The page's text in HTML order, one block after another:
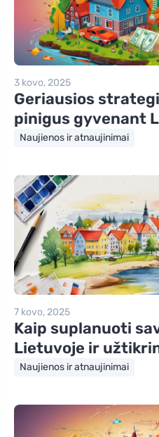
3 kovo, 2025
Geriausios
pinigus gyvenant
Naujienos ir atnaujinimai
7 kovo, 2025
Kaip suplanuoti
Lietuvoje ir
Naujienos ir atnaujinimai